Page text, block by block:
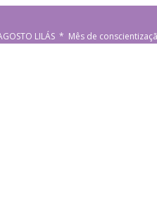
LILÁS * Mês de